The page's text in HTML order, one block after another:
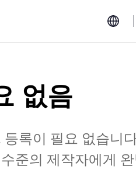
없음
록이 필요 없습니
준의 제작자에게